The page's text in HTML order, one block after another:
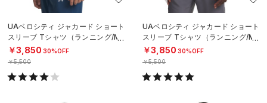
UAベロシティ ジャカード ショート
スリーブ Tシャツ（ランニング/ME
N）
￥3,850 30%OFF
￥5,500
UAベロシティ ジャカード ショート
スリーブ Tシャツ（ランニング/ME
N）
￥3,850 30%OFF
￥5,500